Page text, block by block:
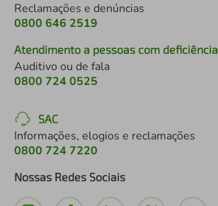
Reclamações e denúncias
0800 646 2519
Atendimento a pessoas com deficiência
Auditivo ou de fala
0800 724 0525
SAC
Informações, elogios e reclamações
0800 724 7220
Nossas Redes Sociais